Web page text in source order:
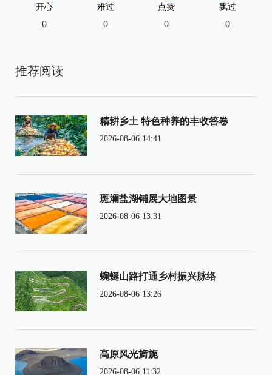
开心
0
难过
0
点赞
0
飘过
0
推荐阅读
精耕乡土 特色种养的丰收答卷
2026-08-06 14:41
斑斓盐湖铺展大地图景
2026-08-06 13:31
蜿蜒山路打通乡村振兴脉络
2026-08-06 13:26
高原风光旖旎
2026-08-06 11:32